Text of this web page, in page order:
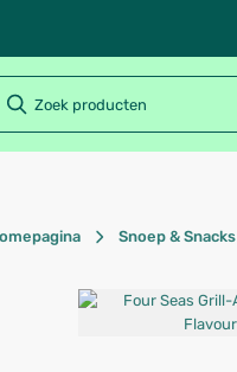
Snoep & Snacks